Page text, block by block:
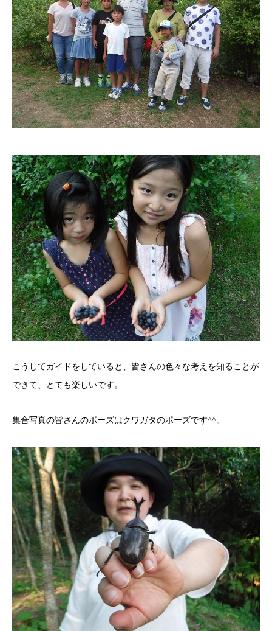
こうしてガイドをしていると、皆さんの色々な考えを知ることが
できて、とても楽しいです。
集合写真の皆さんのポーズはクワガタのポーズです^^。